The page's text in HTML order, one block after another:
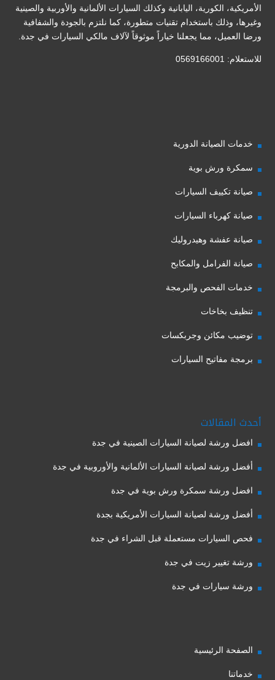
الأمريكية، الكورية، اليابانية وكذلك السيارات الألمانية والأوربية والصينية
وغيرها، وذلك باستخدام تقنيات متطورة، كما نلتزم بالجودة والشفافية
ورضا العميل، مما يجعلنا خياراً موثوقاً لآلاف مالكي السيارات في جدة.
للاستعلام: 0569166001
خدمات الصيانة الدورية
سمكرة ورش بوية
صيانة تكييف السيارات
صيانة كهرباء السيارات
صيانة عفشة وهيدروليك
صيانة الفرامل والمكابح
خدمات الفحص والبرمجة
تنظيف بخاخات
توضيب مكائن وجربكسات
برمجة مفاتيح السيارات
أحدث المقالات
افضل ورشة لصيانة السيارات الصينية في جدة
أفضل ورشة لصيانة السيارات الألمانية والأوروبية في جدة
افضل ورشة سمكرة ورش بوية في جدة
أفضل ورشة لصيانة السيارات الأمريكية بجدة
فحص السيارات مستعملة قبل الشراء في جدة
ورشة تغيير زيت في جدة
ورشة سيارات في جدة
الصفحة الرئيسية
خدماتنا